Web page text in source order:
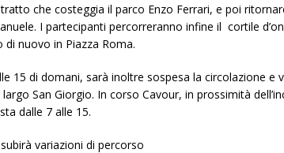
che costeggia il parco Enzo Ferrari, e poi
I partecipanti percorreranno infine il cortile
nuovo in Piazza Roma.
15 di domani, sarà inoltre sospesa la circolazione e
San Giorgio. In corso Cavour, in prossimità
dalle 7 alle 15.
variazioni di percorso